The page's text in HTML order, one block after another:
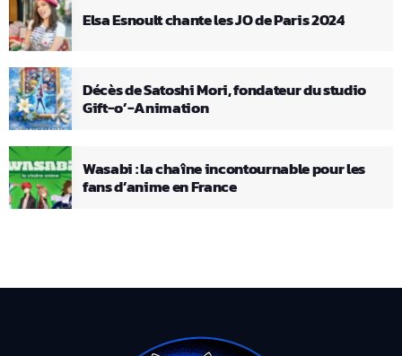
Elsa Esnoult chante les JO de Paris 2024
Décès de Satoshi Mori, fondateur du studio
Gift-o’-Animation
Wasabi : la chaîne incontournable pour les
fans d’anime en France